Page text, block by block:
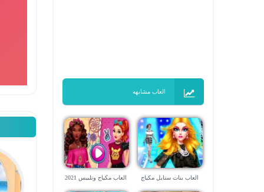
العاب مشابهه
العاب بنات ستايل مكياج العاب مكياج وتلبيس 2021